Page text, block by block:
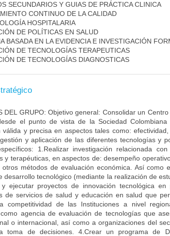
SECUNDARIOS Y GUIAS DE PRÁCTICA CLINICA
CONTINUO DE LA CALIDAD
HOSPITALARIA
DE POLÍTICAS EN SALUD
BASADA EN LA EVIDENCIA E INVESTIGACIÓN
DE TECNOLOGÍAS TERAPEUTICAS
DE TECNOLOGÍAS DIAGNOSTICAS
DEL GRUPO: Objetivo general: Consolidar un
el punto de vista de la Sociedad
válida y precisa en aspectos tales como:
y aplicación de las diferentes tecnologías y
1.Realizar investigación relacionada
y terapéuticas, en aspectos de: desempeño
otros métodos de evaluación económica. Así como
desarrollo tecnológico (mediante la realización de
y ejecutar proyectos de innovación tecnológica en
de servicios de salud y educación en salud que
competitividad de las Instituciones a nivel
como agencia de evaluación de tecnologías que
o internacional, así como a organizaciones del
toma de decisiones. 4.Crear un programa de